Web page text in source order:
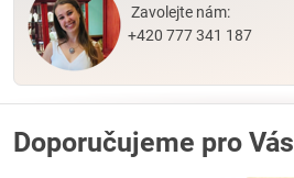
Zavolejte nám:
+420 777 341 187
Doporučujeme pro Vás